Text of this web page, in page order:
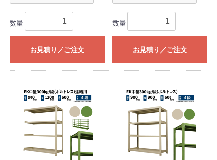
数量
お見積り／ご注文
数量
お見積り／ご注文